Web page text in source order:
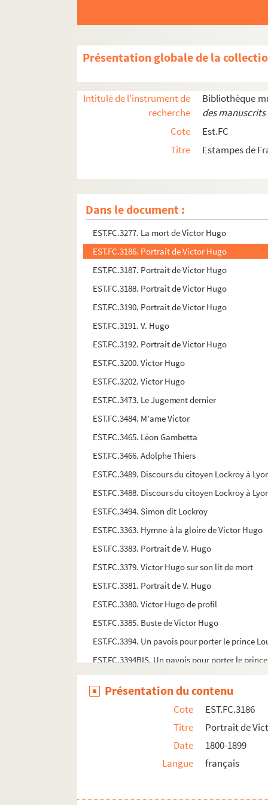
Présentation globale de la
Intitulé de l'instrument de
recherche
Bibliothèque
des
Cote
Est.FC
Titre
Estampes de
Dans le document :
EST.FC.3503. Ô Sénat !
EST.FC.3553. Sabots de Noël
EST.FC.3555. Victor Hugo
EST.FC.3558. Victor Hugo en Sphinx
EST.FC.3541. Diverses estampes
EST.FC.3110. Victor Hugo
EST.FC.3098. Victor Hugo
EST.FC.3257. Les petits-enfants de Victor Hugo
EST.FC.3277. La mort de Victor Hugo
EST.FC.3186. Portrait de Victor Hugo
EST.FC.3187. Portrait de Victor Hugo
EST.FC.3188. Portrait de Victor Hugo
EST.FC.3190. Portrait de Victor Hugo
EST.FC.3191. V. Hugo
EST.FC.3192. Portrait de Victor Hugo
EST.FC.3200. Victor Hugo
EST.FC.3202. Victor Hugo
EST.FC.3473. Le Jugement dernier
EST.FC.3484. M'ame Victor
EST.FC.3465. Léon Gambetta
EST.FC.3466. Adolphe Thiers
EST.FC.3489. Discours du citoyen Lockroy à
EST.FC.3488. Discours du citoyen Lockroy à
EST.FC.3494. Simon dit Lockroy
EST.FC.3363. Hymne à la gloire de Victor Hugo
EST.FC.3383. Portrait de V. Hugo
EST.FC.3379. Victor Hugo sur son lit de mort
EST.FC.3381. Portrait de V. Hugo
EST.FC.3380. Victor Hugo de profil
EST.FC.3385. Buste de Victor Hugo
EST.FC.3394. Un pavois pour porter le prince
EST.FC.3394BIS. Un pavois pour porter le
EST.FC.3395. Mort à la tragédie
EST.FC.3400. Grrrrand assaut définitif !
EST.FC.3401. Poètes po litiques
EST.FC.3186. Portrait de Victor Hugo
EST.FC.3187. Portrait de Victor Hugo
EST.FC.3191. Victor Hugo
Présentation du contenu
Cote
EST.FC.3186
Titre
Portrait de
Date
1800-1899
Langue
français